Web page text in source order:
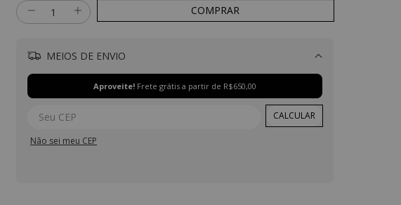
MEIOS DE ENVIO
Alterar CEP
Aproveite! Frete grátis a partir de R$650,00
CALCULAR
Não sei meu CEP